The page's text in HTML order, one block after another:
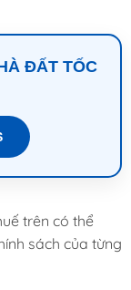
ĐẤT TỐC
trên có thể
sách của từng